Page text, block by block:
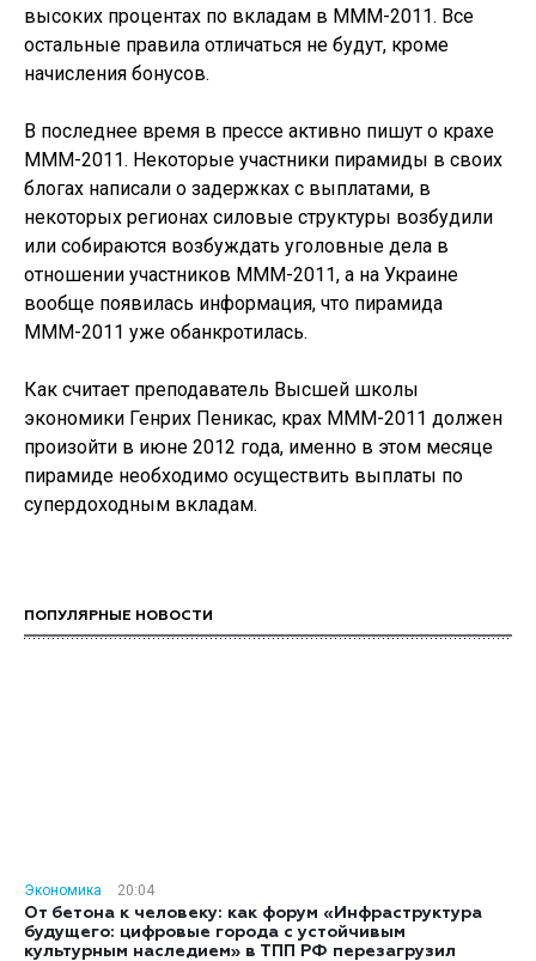
высоких процентах по вкладам в МММ-2011. Все
остальные правила отличаться не будут, кроме
начисления бонусов.
В последнее время в прессе активно пишут о крахе
МММ-2011. Некоторые участники пирамиды в своих
блогах написали о задержках с выплатами, в
некоторых регионах силовые структуры возбудили
или собираются возбуждать уголовные дела в
отношении участников МММ-2011, а на Украине
вообще появилась информация, что пирамида
МММ-2011 уже обанкротилась.
Как считает преподаватель Высшей школы
экономики Генрих Пеникас, крах МММ-2011 должен
произойти в июне 2012 года, именно в этом месяце
пирамиде необходимо осуществить выплаты по
супердоходным вкладам.
ПОПУЛЯРНЫЕ НОВОСТИ
Экономика
20:04
От бетона к человеку: как форум «Инфраструктура
будущего: цифровые города с устойчивым
культурным наследием» в ТПП РФ перезагрузил